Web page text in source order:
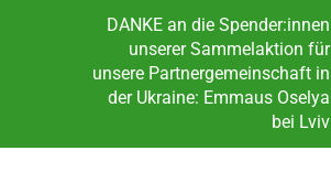
DANKE an die Spender:innen
unserer Sammelaktion für
unsere Partnergemeinschaft in
der Ukraine: Emmaus Oselya
bei Lviv
Sprungbrett für Neustart ins